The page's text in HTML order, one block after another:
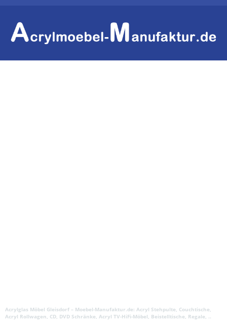
Acrylglas Möbel Gleisdorf – Moebel-Manufaktur.de: Acryl Stehpulte, Couchtische,
Acryl Rollwagen, CD, DVD Schränke, Acryl TV-HiFi-Möbel, Beistelltische, Regale, ..